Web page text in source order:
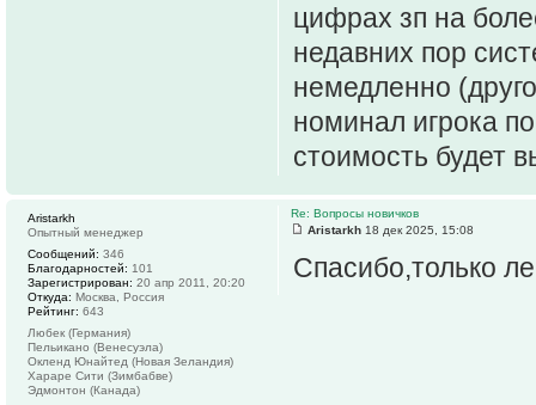
цифрах зп на
недавних пор
немедленно
номинал игрока
стоимость будет
Re: Вопросы новичков
Aristarkh 18 дек 2025, 15:08
Спасибо,только
Aristarkh
Опытный менеджер
Сообщений: 346
Благодарностей: 101
Зарегистрирован: 20 апр 2011, 20:20
Откуда: Москва, Россия
Рейтинг: 643
Любек (Германия)
Пельикано (Венесуэла)
Окленд Юнайтед (Новая Зеландия)
Хараре Сити (Зимбабве)
Эдмонтон (Канада)